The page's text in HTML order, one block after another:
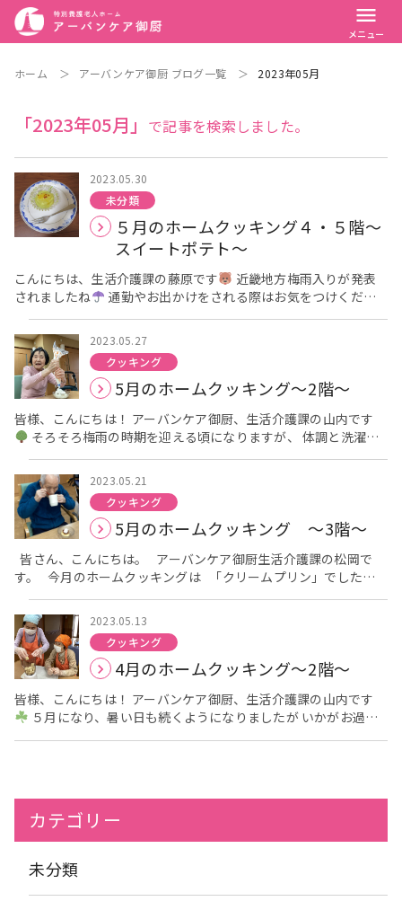
menu
メニュー
ホーム ＞ アーバンケア御厨 ブログ一覧 ＞ 2023年05月
「2023年05月」 で記事を検索しました。
2023.05.30
未分類
５月のホームクッキング４・５階～
スイートポテト～
こんにちは、生活介護課の藤原です
近畿地方梅雨入りが発表
されましたね
通勤やお出かけをされる際はお気をつけくださ
今月のホームクッキング(４・５階)の様子です
今月は
スイートポテトを作りました
乳を加え丸めます！ 皆様と職員とで作るのに夢中になってしまっ
て作っているときの写真を撮り忘れていました
りません
皆様すごく手伝ってくださり今回も楽しかったです
スイートポテトって甘くてとても美味しいですよね
利用者様にも大人気のおやつです
柔らかいのでとても食べや
すいです
皆様いい顔されていますよね
来月も楽しく美味し
いおやつを考えます
2023.05.27
クッキング
5月のホームクッキング～2階～
皆様、こんにちは！ アーバンケア御厨、生活介護課の山内です
そろそろ梅雨の時期を迎える頃になりますが、 体調と洗濯物
に気をつけてお過ごし下さいね
今回は、５月に２階で行った
ホームクッキングの様子を お伝えしたいと思います！ ２階で
は、あらゆる食事形態の方に喜んで召し上がって頂けるよう、 ホ
イッププリンを作りました
ングを楽しんで頂けるよう、 プリンにホイップクリームを絞るの
を手伝って頂きました
ンに乗せたら、いざ実食！ 「美味しいな～」「たくさんホイップ
を乗っけてしもたわ」と 皆様笑顔を見せられていました
また
来月も楽しいホームクッキングができるよう アイデアを練ってい
きたいと思います！
2023.05.21
クッキング
5月のホームクッキング ～3階～
皆さん、こんにちは。 アーバンケア御厨生活介護課の松岡で
す。 今月のホームクッキングは 「クリームプリン」でした。
器にプリンを盛り付けその上にホイップクリームをのせて完成で
す。 また今回はお好みでコーヒーやココア、紅茶にもホイップ
クリームをのせて いつもとは少し違う飲み物も飲んで頂きまし
た。 皆様、あっという間に召し上がられ 「美味しいなあ」と
仰られていました。 来月も皆さんに喜んでいただけるよう 考え
たいと思います。
2023.05.13
クッキング
4月のホームクッキング～2階～
皆様、こんにちは！ アーバンケア御厨、生活介護課の山内です
５月になり、暑い日も続くようになりましたが いかがお過ご
を行って頂くといった お手伝いをして頂きました
ックスジュースを提供させて頂くと
「フルーツやから甘すぎ
ない感じでいいね」 「簡単にできるし美味しい」と喜んで頂けま
した！ ５月も楽しいホームクッキングができるよう また良い企
画を考えていこうと思います
カテゴリー
未分類